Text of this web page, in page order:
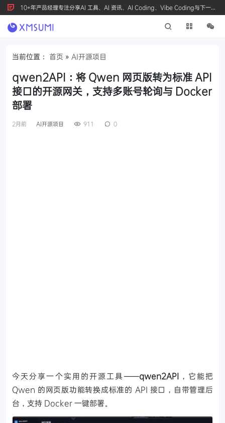
10+年产品经理专注分享AI 工具、AI 资讯、AI Coding、Vibe Coding与下一代
产品创新，按 Ctrl+D 收藏我们
当前位置： 首页 » AI开源项目
qwen2API：将 Qwen 网页版转为标准 API
接口的开源网关，支持多账号轮询与 Docker
部署
2月前 AI开源项目 911 0
今天分享一个实用的开源工具——qwen2API，它能把
Qwen 的网页版功能转换成标准的 API 接口，自带管理后
台，支持 Docker 一键部署。